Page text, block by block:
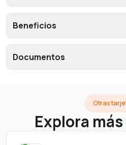
Beneficios
Documentos
Otras
Explora más